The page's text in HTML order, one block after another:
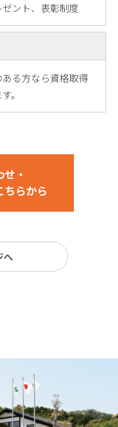
ント、表彰制度
る方なら資格取得
。
・
ちらから
へ